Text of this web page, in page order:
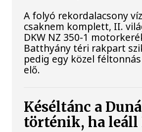
A folyó rekordalacsony
csaknem komplett, II.
DKW NZ 350-1
Batthyány téri rakpart
pedig egy közel
elő.
Késéltánc a
történik, ha leáll